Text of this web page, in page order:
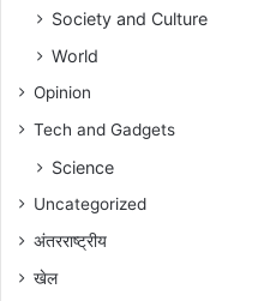
Society and Culture
World
Opinion
Tech and Gadgets
Science
Uncategorized
अंतरराष्ट्रीय
खेल